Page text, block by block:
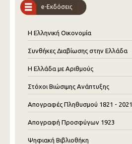
e-Εκδόσεις
Η Ελληνική Οικονομία
Συνθήκες Διαβίωσης στην Ελλάδα
Η Ελλάδα με Αριθμούς
Στόχοι Βιώσιμης Ανάπτυξης
Απογραφές Πληθυσμού 1821 - 2021
Απογραφή Προσφύγων 1923
Ψηφιακή Βιβλιοθήκη